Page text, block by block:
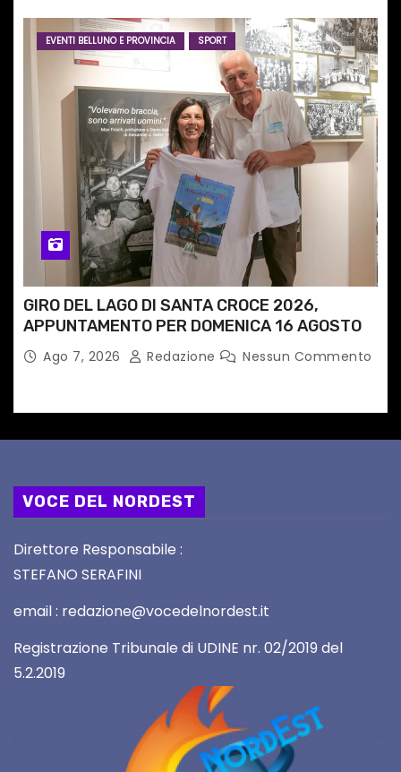
EVENTI BELLUNO E PROVINCIA SPORT
GIRO DEL LAGO DI SANTA CROCE 2026,
APPUNTAMENTO PER DOMENICA 16 AGOSTO
Ago 7, 2026 Redazione Nessun Commento
VOCE DEL NORDEST
Direttore Responsabile :
STEFANO SERAFINI
email : redazione@vocedelnordest.it
Registrazione Tribunale di UDINE nr. 02/2019 del
5.2.2019